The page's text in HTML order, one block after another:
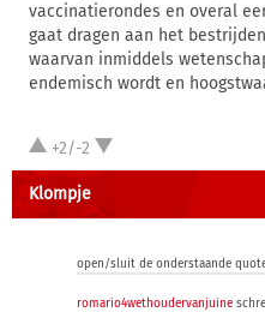
vaccinatierondes en overal
gaat dragen aan het
waarvan inmiddels
endemisch wordt en
+2/-2
Klompje
open/sluit de onderstaande
romario4wethoudervanjuine